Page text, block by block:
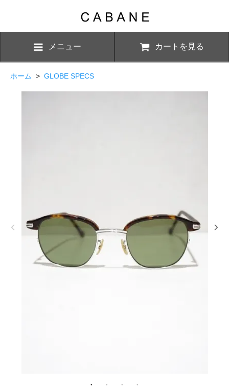
メニュー カートを見る
ホーム > GLOBE SPECS